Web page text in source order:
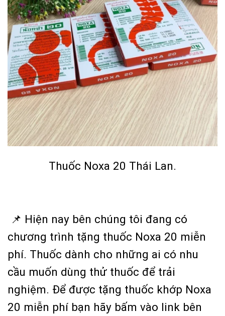
Thuốc Noxa 20 Thái Lan.
📌 Hiện nay bên chúng tôi đang có
chương trình tặng thuốc Noxa 20 miễn
phí. Thuốc dành cho những ai có nhu
cầu muốn dùng thử thuốc để trải
nghiệm. Để được tặng thuốc khớp Noxa
20 miễn phí bạn hãy bấm vào link bên